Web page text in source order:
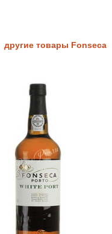
другие товары Fonseca